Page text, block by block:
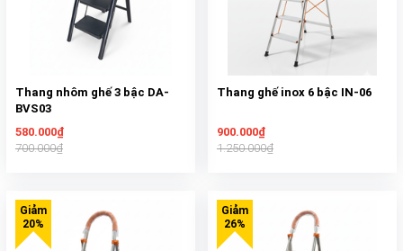
Thang nhôm ghế 3 bậc DA-
BVS03
580.000₫
700.000₫
Thang ghế inox 6 bậc IN-06
900.000₫
1.250.000₫